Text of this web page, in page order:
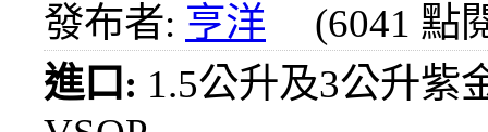
發布者: 亨洋 (6041 點
進口: 1.5公升及3公升紫